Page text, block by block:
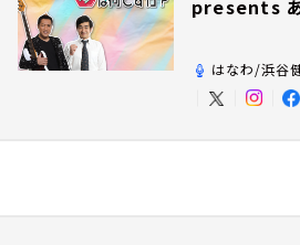
presents
はなわ/浜谷